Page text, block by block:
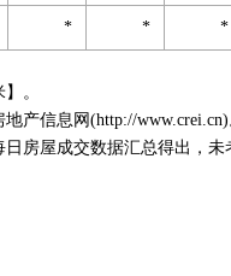
* *
。
产信息网(http://
屋成交数据汇总得出，未